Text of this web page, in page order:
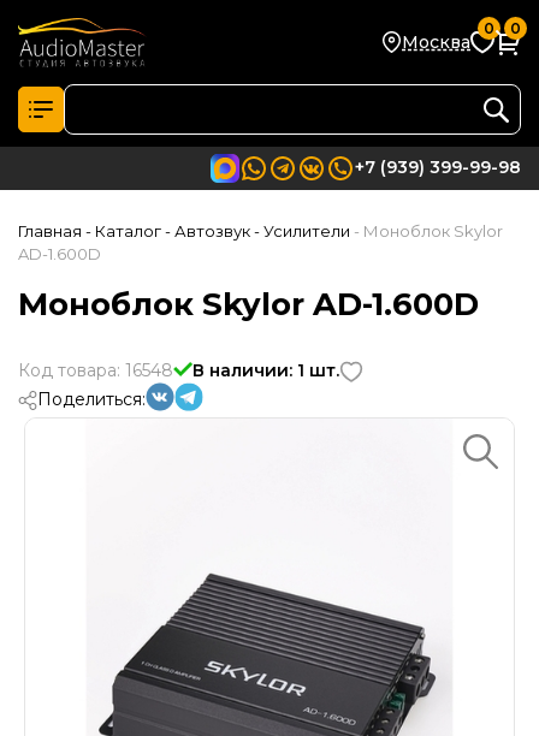
Москва
0 0
+7 (939) 399-99-98
Главная - Каталог- Автозвук- Усилители - Моноблок Skylor
AD-1.600D
Моноблок Skylor AD-1.600D
Код товара: 16548
В наличии: 1 шт.
Поделиться: